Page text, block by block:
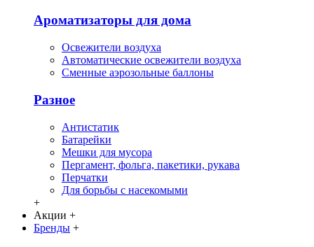
Ароматизаторы для дома
Освежители воздуха
Автоматические освежители воздуха
Сменные аэрозольные баллоны
Разное
Антистатик
Батарейки
Мешки для мусора
Пергамент, фольга, пакетики, рукава
Перчатки
Для борьбы с насекомыми
+
Акции +
Бренды +